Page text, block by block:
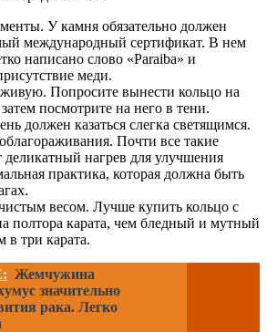
У камня обязательно должен
международный сертификат. В нем
написано слово «Paraiba» и
меди.
Попросите вынести кольцо на
посмотрите на него в тени.
должен казаться слегка светящимся.
Почти все такие
деликатный нагрев для улучшения
практика, которая должна быть
весом. Лучше купить кольцо с
полтора карата, чем бледный и мутный
в три карата.
Жемчyжина
значитeльно
рака. Легко